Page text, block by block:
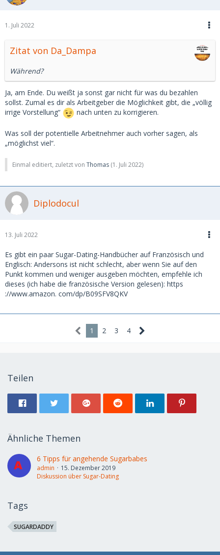
1. Juli 2022
Zitat von Da_Dampa
Während?
Ja, am Ende. Du weißt ja sonst gar nicht für was du bezahlen
sollst. Zumal es dir als Arbeitgeber die Möglichkeit gibt, die „völlig
irrige Vorstellung“
nach unten zu korrigieren.
Was soll der potentielle Arbeitnehmer auch vorher sagen, als
„möglichst viel“.
Einmal editiert, zuletzt von Thomas (1. Juli 2022)
Diplodocul
13. Juli 2022
Es gibt ein paar Sugar-Dating-Handbücher auf Französisch und
Englisch: Andersons ist nicht schlecht, aber wenn Sie auf den
Punkt kommen und weniger ausgeben möchten, empfehle ich
dieses (ich habe die französische Version gelesen): https
://www.amazon. com/dp/B09SFV8QKV
1 2 3 4
Teilen
Ähnliche Themen
6 Tipps für angehende Sugarbabes
admin
15. Dezember 2019
Diskussion über Sugar-Dating
Tags
SUGARDADDY